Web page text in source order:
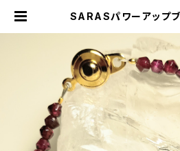
SARASパワーアップ